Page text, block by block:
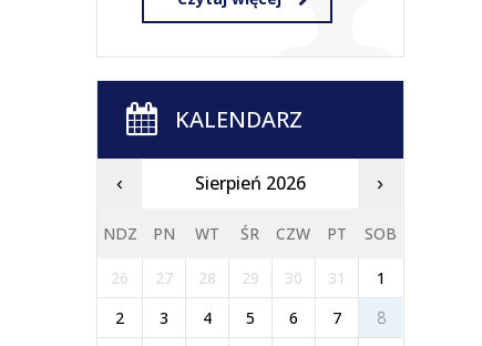
KALENDARZ
‹ Sierpień 2026 ›
NDZ PN WT ŚR CZW PT SOB
26 27 28 29 30 31
1
2
3 4 5 6 7
8